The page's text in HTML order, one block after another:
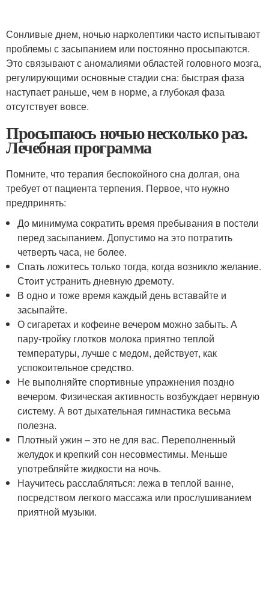
Сонливые днем, ночью нарколептики часто испытывают
проблемы с засыпанием или постоянно просыпаются.
Это связывают с аномалиями областей головного мозга,
регулирующими основные стадии сна: быстрая фаза
наступает раньше, чем в норме, а глубокая фаза
отсутствует вовсе.
Просыпаюсь ночью несколько раз.
Лечебная программа
Помните, что терапия беспокойного сна долгая, она
требует от пациента терпения. Первое, что нужно
предпринять:
До минимума сократить время пребывания в постели
перед засыпанием. Допустимо на это потратить
четверть часа, не более.
Спать ложитесь только тогда, когда возникло желание.
Стоит устранить дневную дремоту.
В одно и тоже время каждый день вставайте и
засыпайте.
О сигаретах и кофеине вечером можно забыть. А
пару-тройку глотков молока приятно теплой
температуры, лучше с медом, действует, как
успокоительное средство.
Не выполняйте спортивные упражнения поздно
вечером. Физическая активность возбуждает нервную
систему. А вот дыхательная гимнастика весьма
полезна.
Плотный ужин – это не для вас. Переполненный
желудок и крепкий сон несовместимы. Меньше
употребляйте жидкости на ночь.
Научитесь расслабляться: лежа в теплой ванне,
посредством легкого массажа или прослушиванием
приятной музыки.